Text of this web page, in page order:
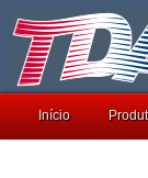
Início